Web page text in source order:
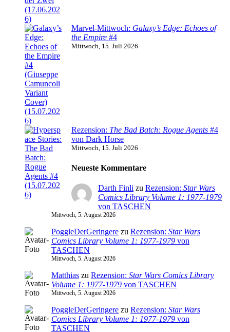
Marvel-Mittwoch: Galaxy’s Edge: Echoes of
the Empire #4
Mittwoch, 15. Juli 2026
Rezension: The Bad Batch: Rogue Agents #4
von Dark Horse
Mittwoch, 15. Juli 2026
Neueste Kommentare
Darth Finli zu Rezension: Star Wars
Comics Library Volume 1: 1977-1979
von TASCHEN
Mittwoch, 5. August 2026
PoggleDerGeringere zu Rezension: Star Wars
Comics Library Volume 1: 1977-1979 von
TASCHEN
Mittwoch, 5. August 2026
Matthias zu Rezension: Star Wars Comics Library
Volume 1: 1977-1979 von TASCHEN
Mittwoch, 5. August 2026
PoggleDerGeringere zu Rezension: Star Wars
Comics Library Volume 1: 1977-1979 von
TASCHEN